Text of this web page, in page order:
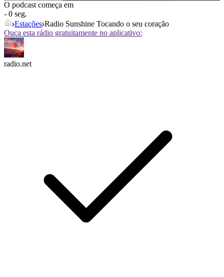
O podcast começa em
- 0 seg.
Estações Radio Sunshine Tocando o seu coração
Ouça esta rádio gratuitamente no aplicativo:
radio.net